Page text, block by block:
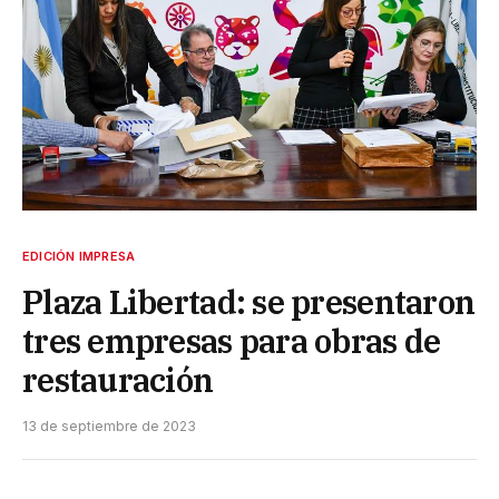
EDICIÓN IMPRESA
Plaza Libertad: se presentaron
tres empresas para obras de
restauración
13 de septiembre de 2023